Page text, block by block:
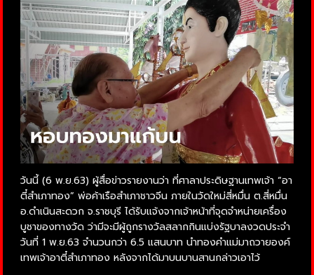
วันนี้ (6 พ.ย.63) ผู้สื่อข่าวรายงานว่า ที่ศาลาประดิษฐานเทพเจ้า “อา
ตี๋สำเภาทอง” พ่อค้าเรือสำเภาชาวจีน ภายในวัดใหม่สี่หมื่น ต.สี่หมื่น
อ.ดำเนินสะดวก จ.ราชบุรี ได้รับแจ้งจากเจ้าหน้าที่จุดจำหน่ายเครื่อง
บูชาของทางวัด ว่ามีจะมีผู้ถูกรางวัลสลากกินแบ่งรัฐบาลงวดประจำ
วันที่ 1 พ.ย.63 จำนวนกว่า 6.5 แสนบาท นำทองคำแม่มาถวายองค์
เทพเจ้าอาตี๋สำเภาทอง หลังจากได้มาบนบานสานกล่าวเอาไว้